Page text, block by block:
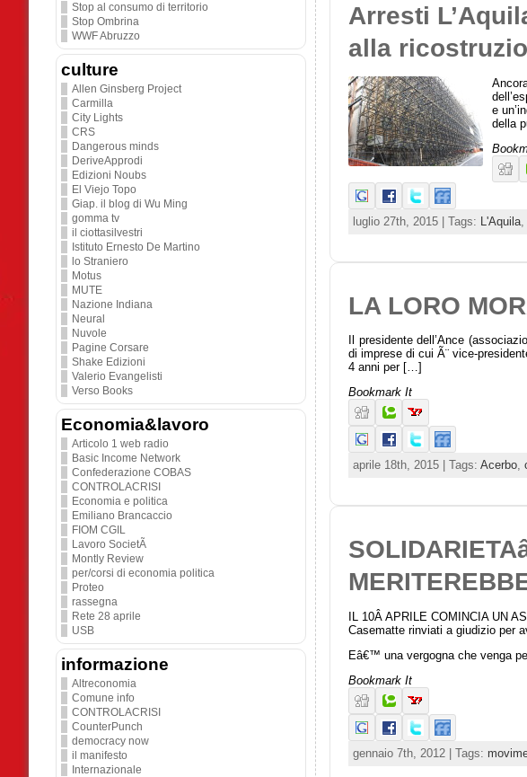
Stop al consumo di territorio
Stop Ombrina
WWF Abruzzo
culture
Allen Ginsberg Project
Carmilla
City Lights
CRS
Dangerous minds
DeriveApprodi
Edizioni Noubs
El Viejo Topo
Giap. il blog di Wu Ming
gomma tv
il ciottasilvestri
Istituto Ernesto De Martino
lo Straniero
Motus
MUTE
Nazione Indiana
Neural
Nuvole
Pagine Corsare
Shake Edizioni
Valerio Evangelisti
Verso Books
Economia&lavoro
Articolo 1 web radio
Basic Income Network
Confederazione COBAS
CONTROLACRISI
Economia e politica
Emiliano Brancaccio
FIOM CGIL
Lavoro SocietÃ
Montly Review
per/corsi di economia politica
Proteo
rassegna
Rete 28 aprile
USB
informazione
Altreconomia
Comune info
CONTROLACRISI
CounterPunch
democracy now
il manifesto
Internazionale
Arresti
alla
e
della
luglio 27th, 2015 | Tags: L'Aquila
LA LORO
Il presidente dell’Ance
di imprese di cui Ã¨ vice-
4 anni per […]
Bookmark It
aprile 18th, 2015 | Tags: Acerbo,
IL 10Â APRILE COMINCIA UN
Casematte rinviati a giudizio per
Eâ€™ una vergogna che venga
Bookmark It
gennaio 7th, 2012 | Tags: